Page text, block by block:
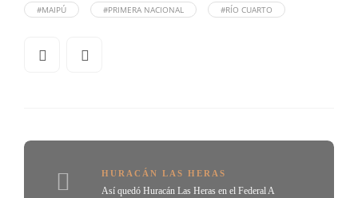
#MAIPÚ
#PRIMERA NACIONAL #RÍO CUARTO
HURACÁN LAS HERAS
Así quedó Huracán Las Heras en el Federal A